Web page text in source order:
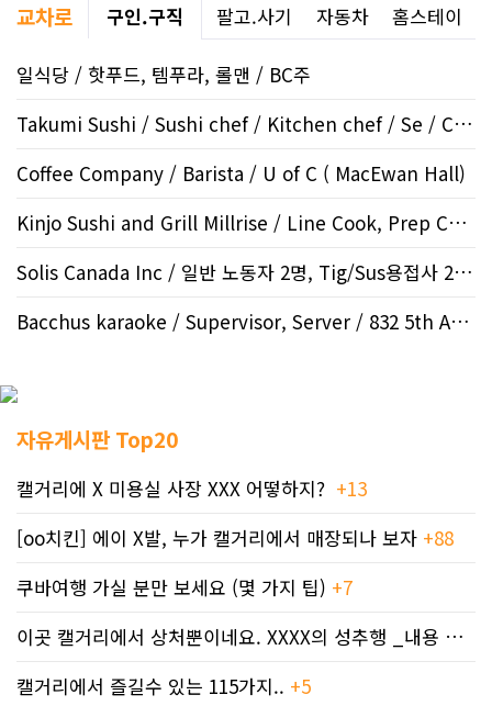
교차로 구인.구직 팔고.사기 자동차 홈스테이
일식당 / 핫푸드, 템푸라, 롤맨 / BC주
Takumi Sushi / Sushi chef / Kitchen chef / Se / Crowfo..
Coffee Company / Barista / U of C ( MacEwan Hall)
Kinjo Sushi and Grill Millrise / Line Cook, Prep Cook /..
Solis Canada Inc / 일반 노동자 2명, Tig/Sus용접사 2 명,..
Bacchus karaoke / Supervisor, Server / 832 5th AVE S..
자유게시판 Top20
캘거리에 X 미용실 사장 XXX 어떻하지? +13
[oo치킨] 에이 X발, 누가 캘거리에서 매장되나 보자 +88
쿠바여행 가실 분만 보세요 (몇 가지 팁) +7
이곳 캘거리에서 상처뿐이네요. XXXX의 성추행 _내용 삭제됨
캘거리에서 즐길수 있는 115가지.. +5